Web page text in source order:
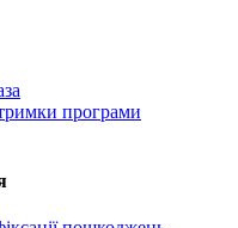
програми